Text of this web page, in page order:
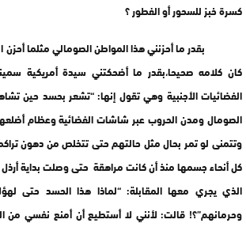
كسرة خبز للسحور أو الفطور ؟
بقدر ما أحزنني هذا المواطن الصومالي مثلما أحزن
كان كلامه صحيحا،بقدر ما أضحكتني سيدة أمريكية
الفضائيات الأجنبية وهي تقول إنها: “تشعر بحسد حين
الصومال ومدن الحروب عبر شاشات الفضائية وعظام
وتتمنى لو تمر بحال مثل حالتهم حتى تتخلص من دهون
كل أنحاء جسمها منذ أن كانت مراهقة حتى وصلت بداية
الذي يجري معها المقابلة: “لماذا هذا الحسد حتى
وحرمانهم”؟! قالت: لأنني لا أستطيع أن أمنع نفسي من